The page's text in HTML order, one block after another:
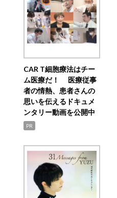
CAR T細胞療法はチー
ム医療だ！ 医療従事
者の情熱、患者さんの
思いを伝えるドキュメ
ンタリー動画を公開中
PR